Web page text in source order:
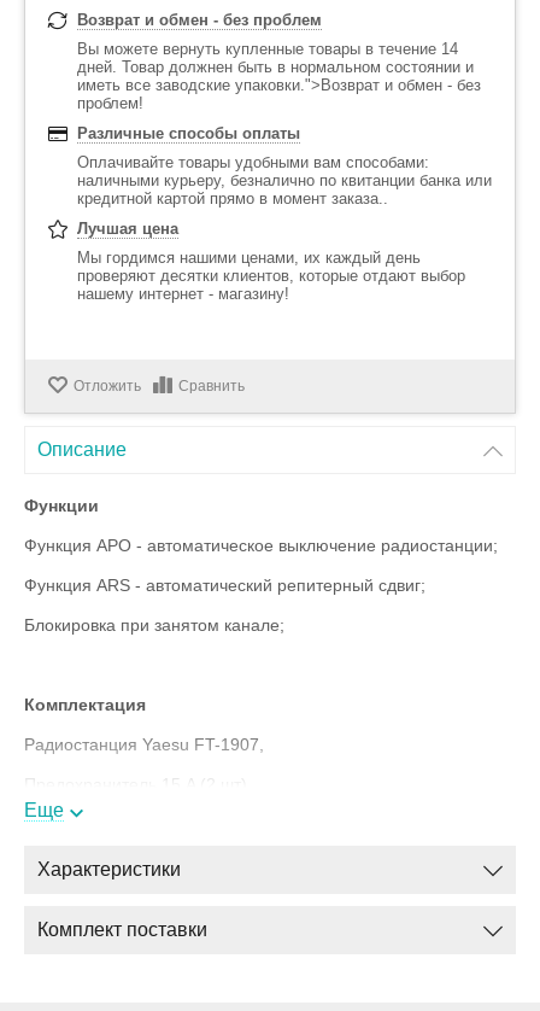
Возврат и обмен - без проблем
Вы можете вернуть купленные товары в течение 14
дней. Товар должнен быть в нормальном состоянии и
иметь все заводские упаковки.">Возврат и обмен - без
проблем!
Различные способы оплаты
Оплачивайте товары удобными вам способами:
наличными курьеру, безналично по квитанции банка или
кредитной картой прямо в момент заказа..
Лучшая цена
Мы гордимся нашими ценами, их каждый день
проверяют десятки клиентов, которые отдают выбор
нашему интернет - магазину!
Отложить Сравнить
Описание
Функции
Функция APO - автоматическое выключение радиостанции;
Функция ARS - автоматический репитерный сдвиг;
Блокировка при занятом канале;
Комплектация
Радиостанция Yaesu FT-1907,
Предохранитель 15 A (2 шт),
Микрофон MH-48A6J,
Кронштейн для мобильной установки MMB-36,
Еще
Характеристики
Комплект поставки